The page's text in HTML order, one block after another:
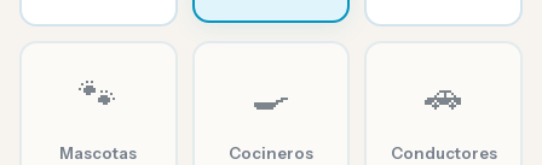
🐾
Mascotas
🍳
Cocineros
🚗
Conductores